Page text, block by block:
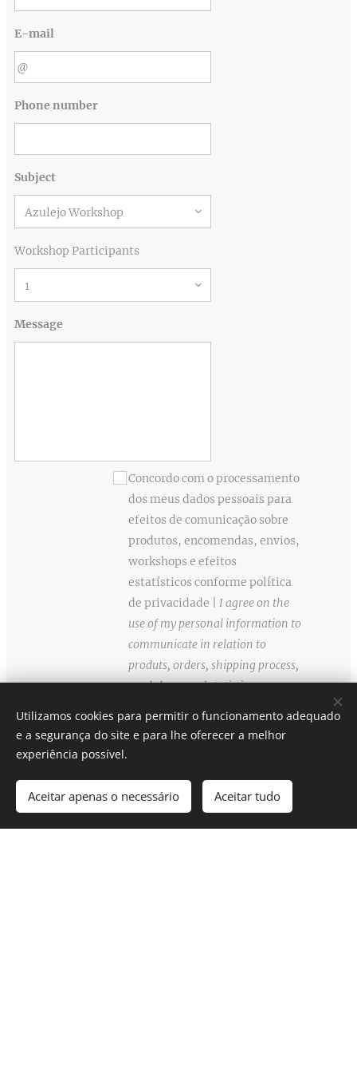
E-mail
Phone number
Subject
Workshop Participants
Message
Concordo com o processamento
dos meus dados pessoais para
efeitos de comunicação sobre
produtos, encomendas, envios,
workshops e efeitos
estatísticos conforme política
de privacidade |
I agree on the
use of my personal information to
communicate in relation to
produts, orders, shipping process,
workshops and statistics
Utilizamos cookies para permitir o funcionamento adequado
e a segurança do site e para lhe oferecer a melhor
experiência possível.
Aceitar apenas o necessário Aceitar tudo